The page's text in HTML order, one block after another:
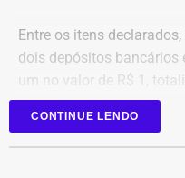
Entre os itens
dois depósitos bancários
um no valor de R$ 1,
mantidos em contas
A tenente-coronel da
CONTINUE LENDO